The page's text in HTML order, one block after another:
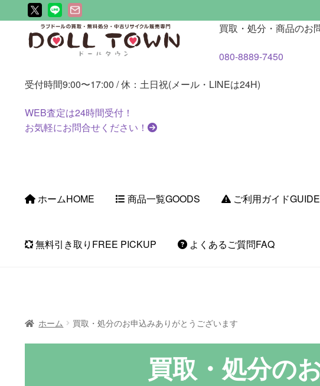
ビ
シ
ン
へ
ン
ツ
ス
キ
買取・処分・商品のお
080-8889-7450
受付時間9:00〜17:00 / 休：土日祝(メール・LINEは24H)
WEB査定は24時間受付！
お気軽にお問合せください！
ホームHOME 商品一覧GOODS ご利用ガイドGUIDE
無料引き取り FREE PICKUP よくあるご質問FAQ
ホーム 買取・処分のお申込みありがとうございます
買取・処分の